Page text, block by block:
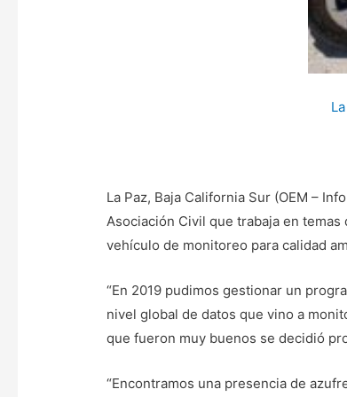
La Paz, Baja California Sur (OEM –
Asociación Civil que trabaja en
vehículo de monitoreo para calidad
“En 2019 pudimos gestionar un
nivel global de datos que vino a
que fueron muy buenos se decidió
“Encontramos una presencia de